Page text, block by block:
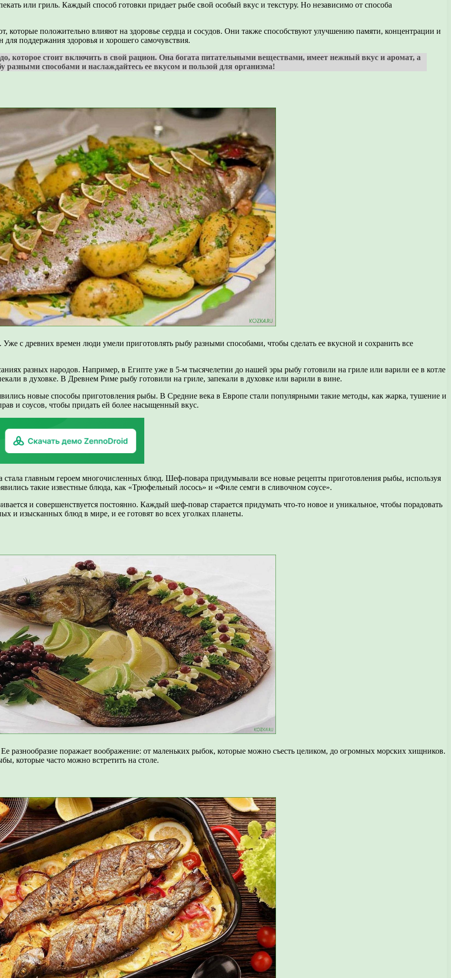
или гриль. Каждый способ готовки придает рыбе свой особый вкус и текстуру. Но независимо от способа
которые положительно влияют на здоровье сердца и сосудов. Они также способствуют улучшению памяти, концентрации и
поддержания здоровья и хорошего самочувствия.
которое стоит включить в свой рацион. Она богата питательными веществами, имеет нежный вкус и аромат, а
разными способами и наслаждайтесь ее вкусом и пользой для организма!
с древних времен люди умели приготовлять рыбу разными способами, чтобы сделать ее вкусной и сохранить все
разных народов. Например, в Египте уже в 5-м тысячелетии до нашей эры рыбу готовили на гриле или варили ее в котле
в духовке. В Древнем Риме рыбу готовили на гриле, запекали в духовке или варили в вине.
новые способы приготовления рыбы. В Средние века в Европе стали популярными такие методы, как жарка, тушение и
и соусов, чтобы придать ей более насыщенный вкус.
стала главным героем многочисленных блюд. Шеф-повара придумывали все новые рецепты приготовления рыбы, используя
такие известные блюда, как «Трюфельный лосось» и «Филе семги в сливочном соусе».
и совершенствуется постоянно. Каждый шеф-повар старается придумать что-то новое и уникальное, чтобы порадовать
и изысканных блюд в мире, и ее готовят во всех уголках планеты.
разнообразие поражает воображение: от маленьких рыбок, которые можно съесть целиком, до огромных морских хищников.
которые часто можно встретить на столе.